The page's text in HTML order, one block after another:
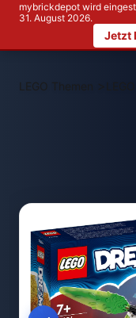
mybrickdepot wird
31. August 2026.
Jetzt
LEGO Themen >